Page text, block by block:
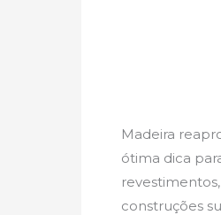
Madeira
ótima dica
construções